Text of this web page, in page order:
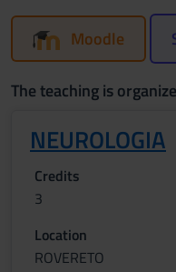
Moodle
The teaching is
NEUROLOGIA
Credits
3
Location
ROVERETO